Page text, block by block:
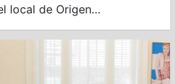
local de Origen…